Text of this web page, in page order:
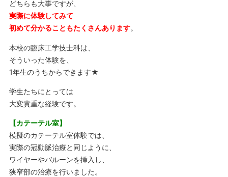
どちらも大事ですが、
実際に体験してみて
初めて分かることもたくさんあります。
本校の臨床工学技士科は、
そういった体験を、
1年生のうちからできます★
学生たちにとっては
大変貴重な経験です。
【カテーテル室】
模擬のカテーテル室体験では、
実際の冠動脈治療と同じように、
ワイヤーやバルーンを挿入し、
狭窄部の治療を行いました。